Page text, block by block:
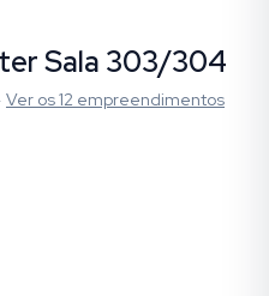
Sala 303/304
· Ver os12 empreendimentos